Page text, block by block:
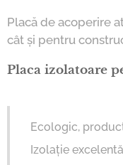
Placă de acoperire
cât și pentru
Placa izolatoare
Ecologic,
Izolație